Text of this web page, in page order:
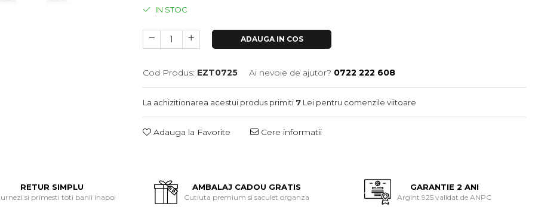
IN STOC
ADAUGA IN COS
Cod Produs: EZT0725 Ai nevoie de ajutor? 0722 222 608
La achizitionarea acestui produs primiti 7 Lei pentru comenzile viitoare
Adauga la Favorite Cere informatii
RETUR SIMPLU
si primesti toti banii inapoi
AMBALAJ CADOU GRATIS
Cutiuta premium si saculet organza
GARANTIE 2 ANI
Argint 925 validat de ANPC